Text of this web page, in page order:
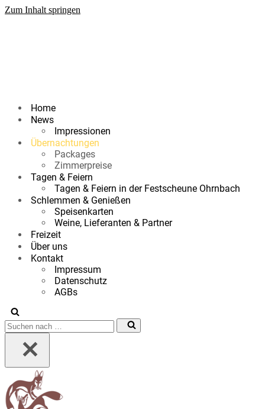
Zum Inhalt springen
Home
News
Impressionen
Übernachtungen
Packages
Zimmerpreise
Tagen & Feiern
Tagen & Feiern in der Festscheune Ohrnbach
Schlemmen & Genießen
Speisenkarten
Weine, Lieferanten & Partner
Freizeit
Über uns
Kontakt
Impressum
Datenschutz
AGBs
Suchen
nach …